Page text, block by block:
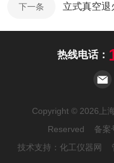
下一条 立式真空退
热线电话：
Copyright © 2026上
Reserved 备案
技术支持： 化工仪器网